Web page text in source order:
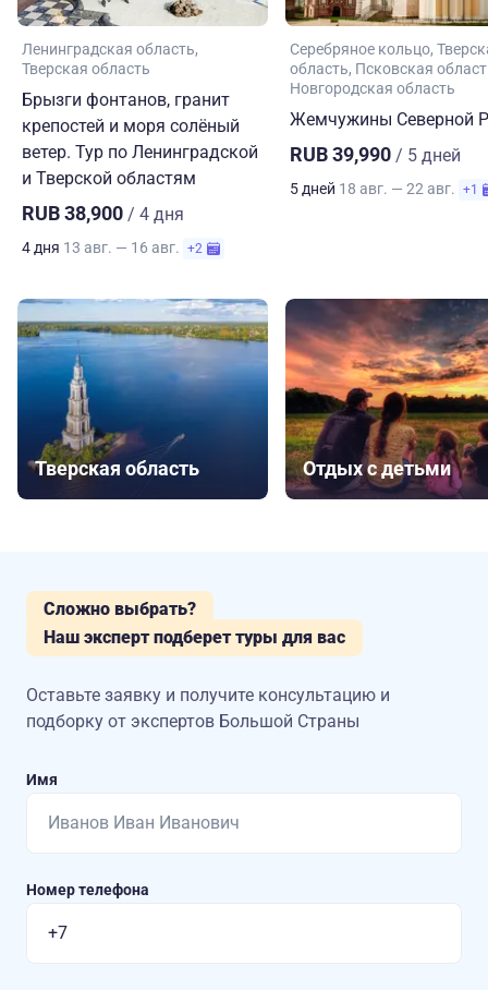
Ленинградская область
Тверская область
Брызги фонтанов, гранит
крепостей и моря солёный
ветер. Тур по Ленинградской
и Тверской областям
RUB 38,900 / 4 дня
4 дня 13 авг. — 16 авг. +2
Серебряное кольцо
область Псковская
Новгородская область
Жемчужины Северной
RUB 39,990 / 5 дней
5 дней 18 авг. — 22 авг. +1
Тверская область Отдых с детьми
Сложно выбрать?
Наш эксперт подберет туры для вас
Оставьте заявку и получите консультацию и
подборку от экспертов Большой Страны
Имя
Номер телефона